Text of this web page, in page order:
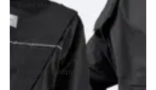
Vodní skauting
Katamarany
Kýlové sportovní
plachetnice
Ski Regatta RS
Mistrovství Evropy v
jachtingu